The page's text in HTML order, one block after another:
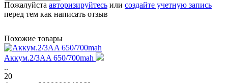
Пожалуйста авторизируйтесь или создайте учетную запись
перед тем как написать отзыв
Похожие товары
Аккум.2/3AA 650/700mah
..
20